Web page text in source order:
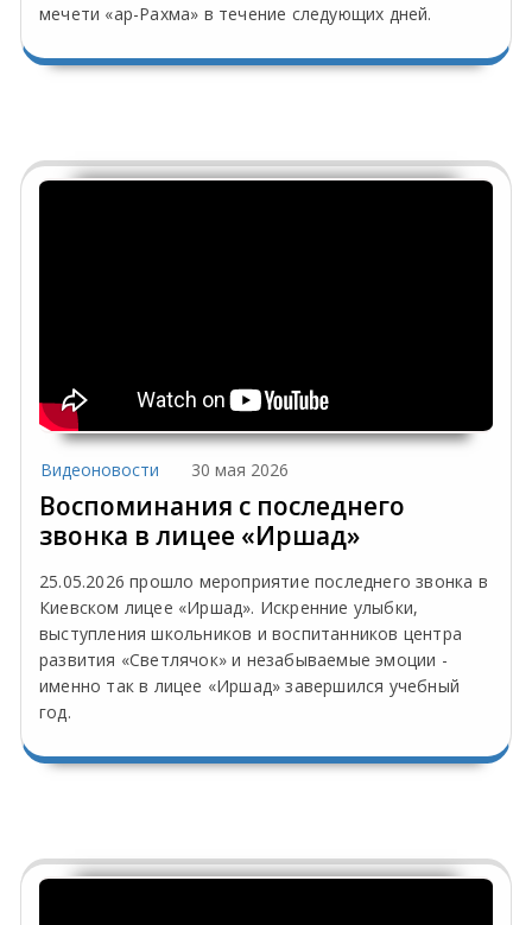
мечети «ар-Рахма» в течение следующих дней.
Видеоновости 30 мая 2026
Воспоминания с последнего
звонка в лицее «Иршад»
25.05.2026 прошло мероприятие последнего звонка в
Киевском лицее «Иршад». Искренние улыбки,
выступления школьников и воспитанников центра
развития «Светлячок» и незабываемые эмоции -
именно так в лицее «Иршад» завершился учебный
год.